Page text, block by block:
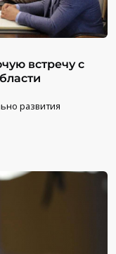
встречу с
развития